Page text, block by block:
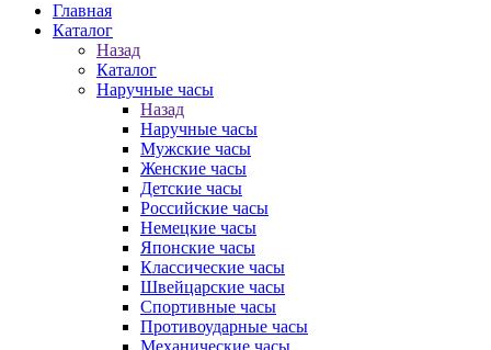
Главная
Каталог
Назад
Каталог
Наручные часы
Назад
Наручные часы
Мужские часы
Женские часы
Детские часы
Российские часы
Немецкие часы
Японские часы
Классические часы
Швейцарские часы
Спортивные часы
Противоударные часы